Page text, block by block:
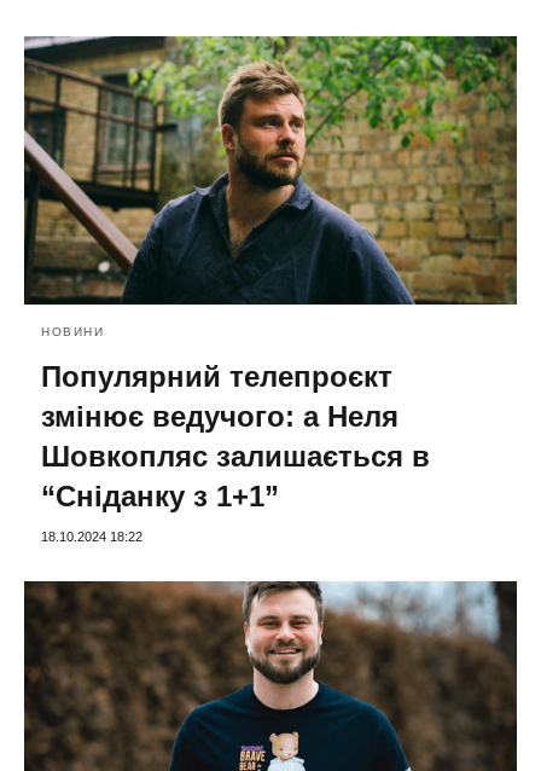
НОВИНИ
Популярний телепроєкт
змінює ведучого: а Неля
Шовкопляс залишається в
“Сніданку з 1+1”
18.10.2024 18:22